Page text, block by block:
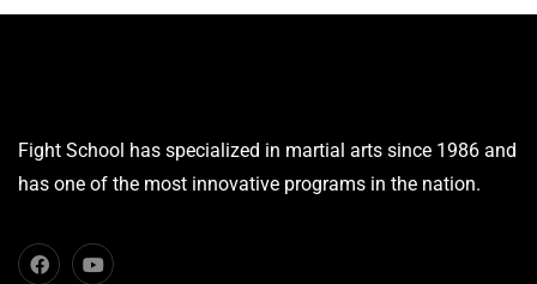
Fight School has specialized in martial arts since 1986 and
has one of the most innovative programs in the nation.